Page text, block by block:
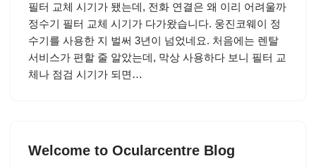
필터 교체 시기가 됐는데, 전화 연결은 왜 이리 어려울까
정수기 필터 교체 시기가 다가왔습니다. 웅진코웨이 정
수기를 사용한 지 벌써 3년이 넘었네요. 처음에는 렌탈
서비스가 편할 줄 알았는데, 막상 사용하다 보니 필터 교
체나 점검 시기가 되면…
Welcome to Ocularcentre Blog